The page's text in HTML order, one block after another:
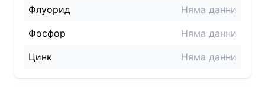
Флуорид
Няма данни
Фосфор
Няма данни
Цинк
Няма данни